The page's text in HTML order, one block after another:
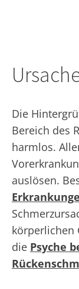
Die
Bereich des
harmlos.
auslösen.
körperlichen
die Psyche